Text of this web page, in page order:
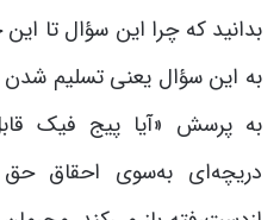
بدانید که چرا این سؤال تا
به این سؤال یعنی تسلیم شدن
به پرسش «آیا پیج فیک
دریچه‌ای به‌سوی احقاق حق